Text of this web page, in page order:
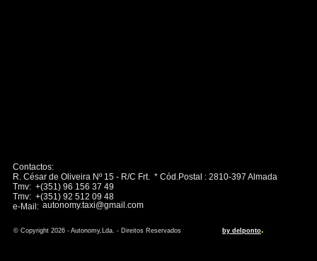
Contactos:
R. César de Oliveira Nº 15 - R/C Frt. * Cód.Postal : 2810-397 Almada
Tmv: +(351) 96 156 37 49
Tmv: +(351) 92 512 09 48
e-Mail:
© Copyright 2026 - Autonomy,Lda. - Direitos Reservados by delponto.
autonomy.taxi@gmail.com